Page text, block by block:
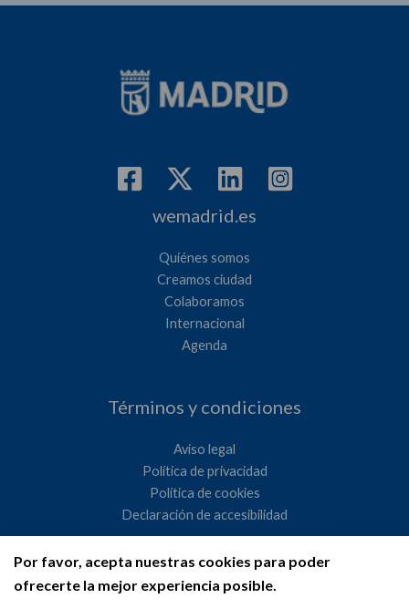
Por favor, acepta nuestras cookies para poder
ofrecerte la mejor experiencia posible.
wemadrid.es
Quiénes somos
Creamos ciudad
Colaboramos
Internacional
Agenda
Términos y condiciones
Aviso legal
Política de privacidad
Política de cookies
Declaración de accesibilidad
Ayuntamiento de Madrid